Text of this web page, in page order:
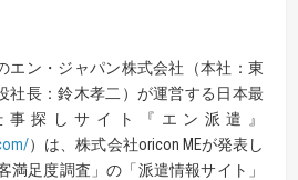
エン・ジャパン株式会社（本社：東
社長：鈴木孝二）が運営する日本最
探しサイト『エン派遣』
）は、株式会社oricon MEが発表し
満足度調査」の「派遣情報サイト」